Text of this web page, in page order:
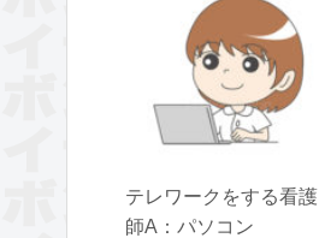
テレワークをする看護
師A：パソコン